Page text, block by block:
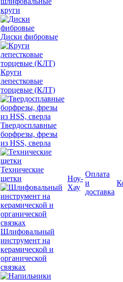
круги
Диски фибровые
Круги
лепестковые
торцевые (КЛТ)
Твердосплавные
борфрезы, фрезы
из HSS, сверла
Технические
щетки
Шлифовальный
инструмент на
керамической и
органической
связках
Ноу-
Хау
Оплата
и
доставка